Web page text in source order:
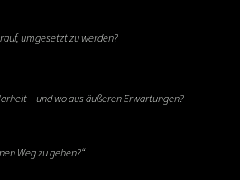
umgesetzt zu werden?
– und wo aus äußeren Erwartungen?
Weg zu gehen?“